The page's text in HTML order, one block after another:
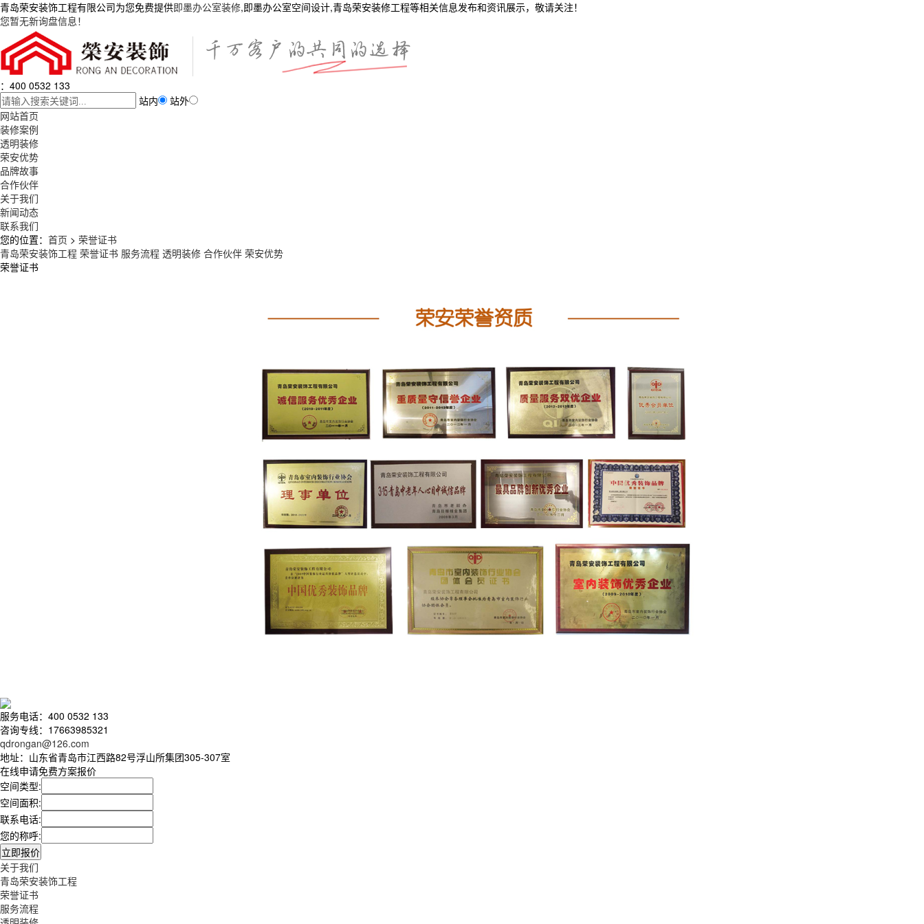
青岛荣安装饰工程有限公司为您免费提供即墨办公室装修,即墨办公室空间设计,青岛荣安装修工程等相关信息发布和资讯展示，敬请关注！
您暂无新询盘信息！
：400 0532 133
站内
站外
网站首页
装修案例
透明装修
荣安优势
品牌故事
合作伙伴
关于我们
新闻动态
联系我们
您的位置： 首页 > 荣誉证书
青岛荣安装饰工程 荣誉证书 服务流程 透明装修 合作伙伴 荣安优势
荣誉证书
服务电话：400 0532 133
咨询专线：17663985321
qdrongan@126.com
地址：山东省青岛市江西路82号浮山所集团305-307室
在线申请免费方案报价
空间类型:
空间面积:
联系电话:
您的称呼:
关于我们
青岛荣安装饰工程
荣誉证书
服务流程